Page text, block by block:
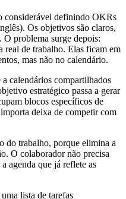
considerável definindo OKRs
Os objetivos são claros,
O problema surge depois:
real de trabalho. Elas ficam em
mas não no calendário.
calendários compartilhados
estratégico passa a gerar
blocos específicos de
deixa de competir com
do trabalho, porque elimina a
O colaborador não precisa
agenda que já reflete as